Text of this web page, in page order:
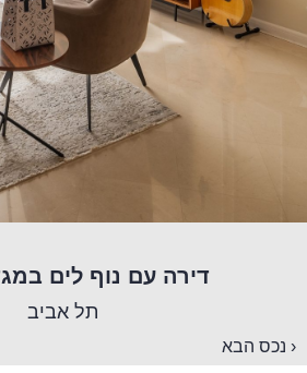
דירה עם נוף לים
תל אביב
‹ נכס הבא